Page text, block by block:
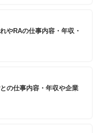
やRAの仕事内容・年収・
の仕事内容・年収や企業